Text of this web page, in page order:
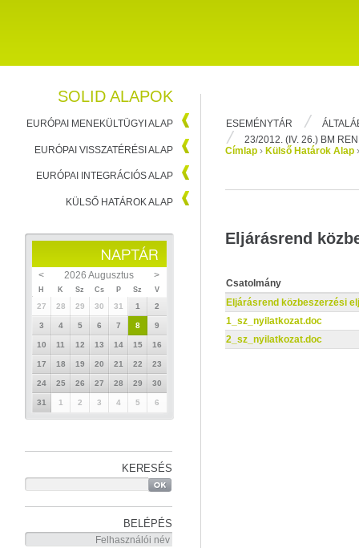
ESEMÉNYTÁR
23/2012. (IV. 26.) BM
SOLID ALAPOK
EURÓPAI MENEKÜLTÜGYI ALAP
EURÓPAI VISSZATÉRÉSI ALAP
EURÓPAI INTEGRÁCIÓS ALAP
KÜLSŐ HATÁROK ALAP
< 2026 Augusztus >
H K Sz Cs P Sz V
27 28 29 30 31 1 2
3 4 5 6 7 8 9
10 11 12 13 14 15 16
17 18 19 20 21 22 23
24 25 26 27 28 29 30
31 1 2 3 4 5 6
KERESÉS
BELÉPÉS
Címlap › Külső Határok Alap
Eljárásrend
Csatolmány
Eljárásrend közbeszerzési
1_sz_nyilatkozat.doc
2_sz_nyilatkozat.doc